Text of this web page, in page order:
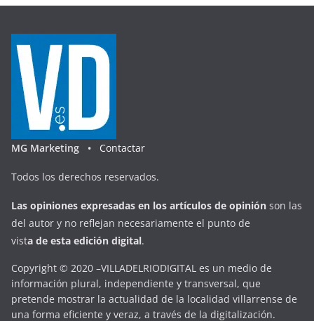
MG Marketing • Contactar
Todos los derechos reservados.
Las opiniones expresadas en los artículos de opinión son las
del autor y no reflejan necesariamente el punto de
vista de esta edición digital.
Copyright © 2020 –VILLADELRIODIGITAL es un medio de
información plural, independiente y transversal, que
pretende mostrar la actualidad de la localidad villarrense de
una forma eficiente y veraz, a través de la digitalización.